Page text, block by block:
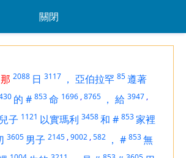
關閉
那 2088 日 3117 ， 亞伯拉罕 85遵著
的 # 853命 1696 ,8765 ， 給 3947 ,
子 1121 以實瑪利 3458和 # 853家裡
3605 男子 2145 ,9002 ,582 ， # 853無